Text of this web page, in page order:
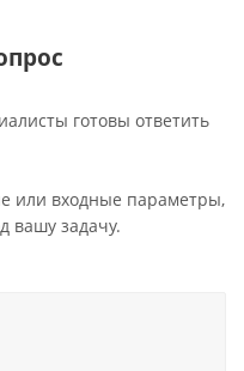
готовы ответить
или входные параметры,
вашу задачу.